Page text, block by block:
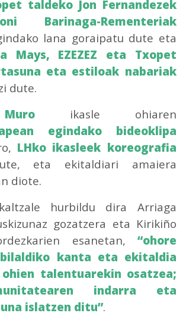
taldeko Jon Fernandezek
Barinaga-Rementeriak
lana goraipatu dute eta
Mays, EZEZEZ eta Txopet
eta estiloak nabariak
dute.
ikasle ohiaren
egindako bideoklipa
LHko ikasleek koreografia
eta ekitaldiari amaiera
diote.
hurbildu dira Arriaga
gozatzera eta Kirikiño
esanetan, “ohore
kanta eta ekitaldia
talentuarekin osatzea;
indarra eta
islatzen ditu”.